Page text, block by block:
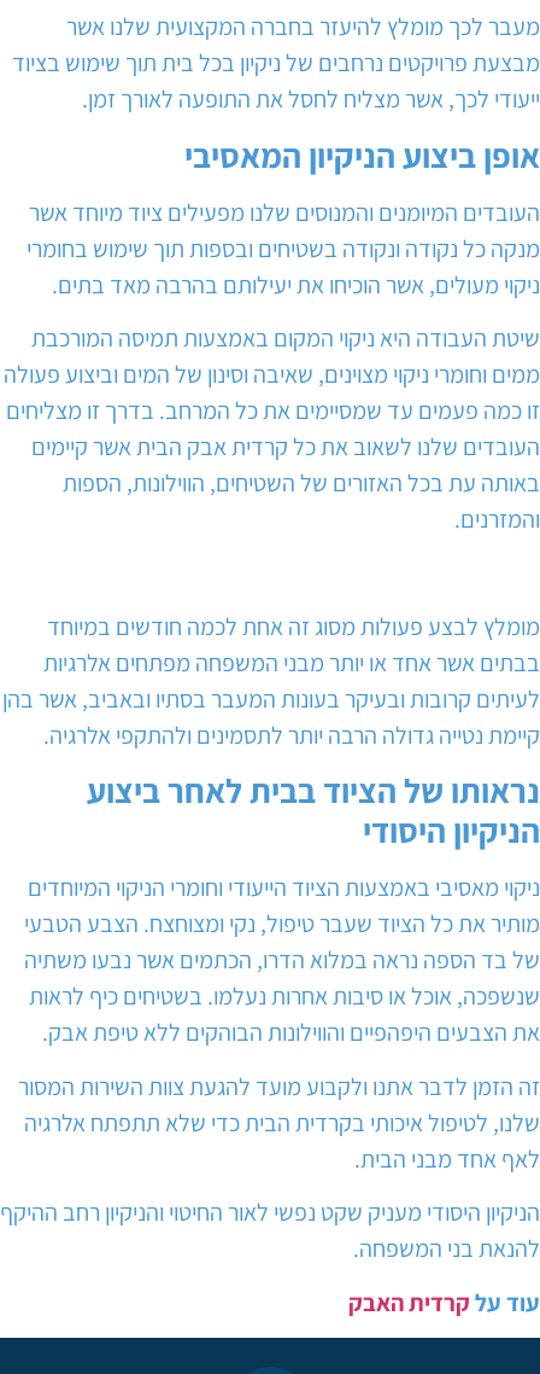
מעבר לכך מומלץ להיעזר בחברה המקצועית שלנו אשר
מבצעת פרויקטים נרחבים של ניקיון בכל בית תוך שימוש בציוד
ייעודי לכך, אשר מצליח לחסל את התופעה לאורך זמן.
אופן ביצוע הניקיון המאסיבי
העובדים המיומנים והמנוסים שלנו מפעילים ציוד מיוחד אשר
מנקה כל נקודה ונקודה בשטיחים ובספות תוך שימוש בחומרי
ניקוי מעולים, אשר הוכיחו את יעילותם בהרבה מאד בתים.
שיטת העבודה היא ניקוי המקום באמצעות תמיסה המורכבת
ממים וחומרי ניקוי מצוינים, שאיבה וסינון של המים וביצוע פעולה
זו כמה פעמים עד שמסיימים את כל המרחב. בדרך זו מצליחים
העובדים שלנו לשאוב את כל קרדית אבק הבית אשר קיימים
באותה עת בכל האזורים של השטיחים, הווילונות, הספות
והמזרנים.
מומלץ לבצע פעולות מסוג זה אחת לכמה חודשים במיוחד
בבתים אשר אחד או יותר מבני המשפחה מפתחים אלרגיות
לעיתים קרובות ובעיקר בעונות המעבר בסתיו ובאביב, אשר בהן
קיימת נטייה גדולה הרבה יותר לתסמינים ולהתקפי אלרגיה.
נראותו של הציוד בבית לאחר ביצוע
הניקיון היסודי
ניקוי מאסיבי באמצעות הציוד הייעודי וחומרי הניקוי המיוחדים
מותיר את כל הציוד שעבר טיפול, נקי ומצוחצח. הצבע הטבעי
של בד הספה נראה במלוא הדרו, הכתמים אשר נבעו משתיה
שנשפכה, אוכל או סיבות אחרות נעלמו. בשטיחים כיף לראות
את הצבעים היפהפיים והווילונות הבוהקים ללא טיפת אבק.
זה הזמן לדבר אתנו ולקבוע מועד להגעת צוות השירות המסור
שלנו, לטיפול איכותי בקרדית הבית כדי שלא תתפתח אלרגיה
לאף אחד מבני הבית.
הניקיון היסודי מעניק שקט נפשי לאור החיטוי והניקיון רחב ההיקף
להנאת בני המשפחה.
עוד עלקרדית האבק